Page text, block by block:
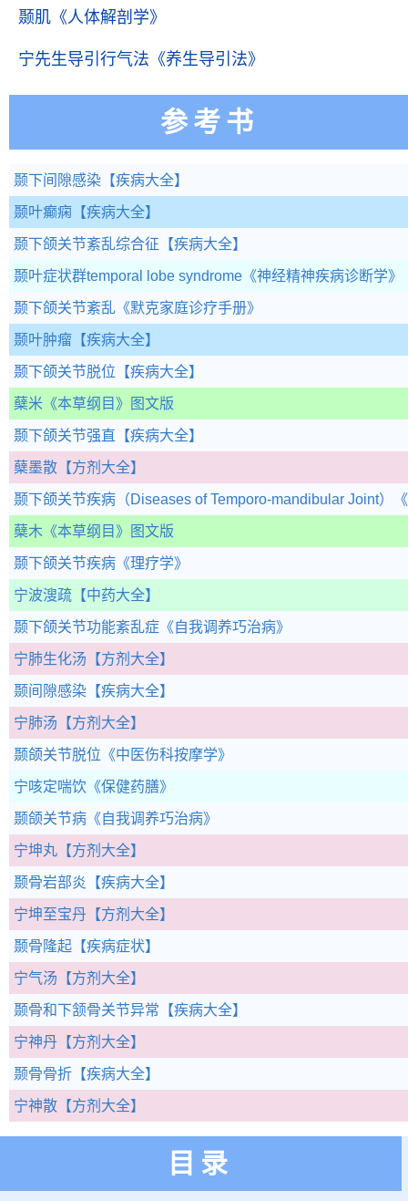
颞肌 《人体解剖学》
宁先生导引行气法 《养生导引法》
参考书
颞下间隙感染 【疾病大全】
颞叶癫痫 【疾病大全】
颞下颌关节紊乱综合征 【疾病大全】
颞叶症状群temporal lobe syndrome 《神经精神疾病诊断学》
颞下颌关节紊乱 《默克家庭诊疗手册》
颞叶肿瘤 【疾病大全】
颞下颌关节脱位 【疾病大全】
蘖米 《本草纲目》图文版
颞下颌关节强直 【疾病大全】
蘖墨散 【方剂大全】
颞下颌关节疾病（Diseases of Temporo-mandibular Joint）
蘖木 《本草纲目》图文版
颞下颌关节疾病 《理疗学》
宁波溲疏 【中药大全】
颞下颌关节功能紊乱症 《自我调养巧治病》
宁肺生化汤 【方剂大全】
颞间隙感染 【疾病大全】
宁肺汤 【方剂大全】
颞颌关节脱位 《中医伤科按摩学》
宁咳定喘饮 《保健药膳》
颞颌关节病 《自我调养巧治病》
宁坤丸 【方剂大全】
颞骨岩部炎 【疾病大全】
宁坤至宝丹 【方剂大全】
颞骨隆起 【疾病症状】
宁气汤 【方剂大全】
颞骨和下颔骨关节异常 【疾病大全】
宁神丹 【方剂大全】
颞骨骨折 【疾病大全】
宁神散 【方剂大全】
目录